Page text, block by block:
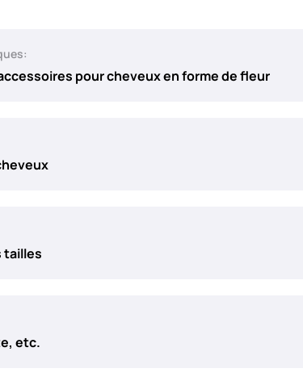
pour cheveux en forme de fleur
tailles
etc.